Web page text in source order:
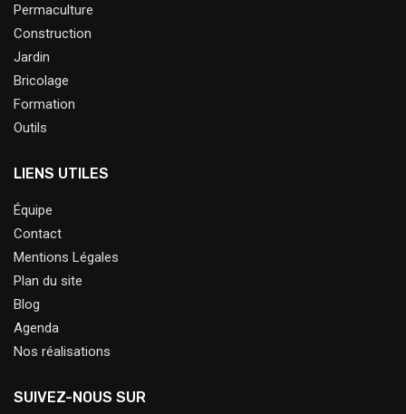
Permaculture
Construction
Jardin
Bricolage
Formation
Outils
LIENS UTILES
Équipe
Contact
Mentions Légales
Plan du site
Blog
Agenda
Nos réalisations
SUIVEZ-NOUS SUR